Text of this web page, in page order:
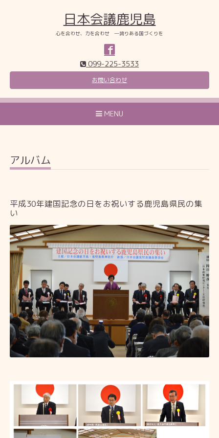
日本会議鹿児島
心を合わせ、力を合わせ ―誇りある国づくりを
099-225-3533
お問い合わせ
MENU
アルバム
平成30年建国記念の日をお祝いする鹿児島県民の集
い